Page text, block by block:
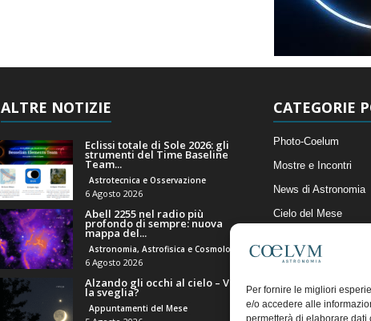
Per fornire le migliori
e/o accedere alle
permetterà di elaborare
ALTRE NOTIZIE
Eclissi totale di Sole 2026: gli
strumenti del Time Baseline
Team...
Astrotecnica e Osservazione
6 Agosto 2026
Abell 2255 nel radio più
profondo di sempre: nuova
mappa del...
Astronomia, Astrofisica e Cosmologia
6 Agosto 2026
Alzando gli occhi al cielo – Vale
la sveglia?
Appuntamenti del Mese
CATEGORIE
Photo-Coelum
Mostre e Incontri
News di Astronomia
Cielo del Mese
Articoli e Risorse On-
Il Blog della